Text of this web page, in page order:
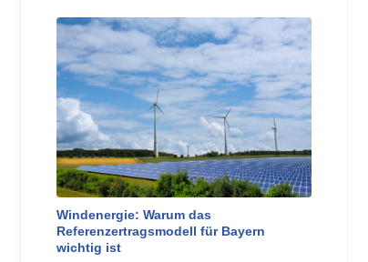
Windenergie: Warum das
Referenzertragsmodell für Bayern
wichtig ist